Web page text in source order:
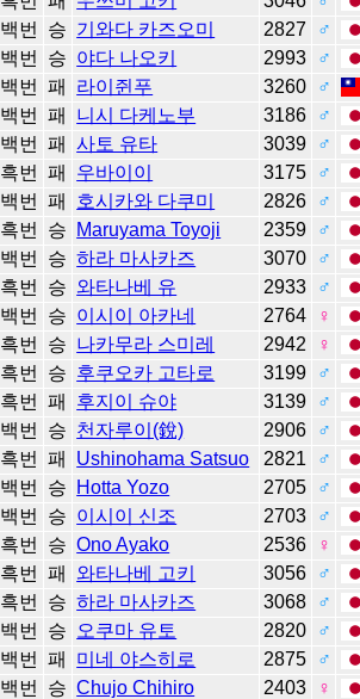
백번 승 기와다 카즈오미 2827
♂
백번 승 야다 나오키 2993
♂
백번 패 라이쥔푸 3260
♂
백번 패 니시 다케노부 3186
♂
백번 패 사토 유타 3039
♂
흑번 패 우바이이 3175
♂
백번 패 호시카와 다쿠미 2826
♂
흑번 승 Maruyama Toyoji 2359
♂
백번 승 하라 마사카즈 3070
♂
흑번 승 와타나베 유 2933
♂
백번 승 이시이 아카네 2764
♀
흑번 승 나카무라 스미레 2942
♀
흑번 승 후쿠오카 고타로 3199
♂
흑번 패 후지이 슈야 3139
♂
백번 승 천자루이(銳) 2906
♂
흑번 패 Ushinohama Satsuo 2821
♂
백번 승 Hotta Yozo 2705
♂
백번 승 이시이 신조 2703
♂
흑번 승 Ono Ayako 2536
♀
흑번 패 와타나베 고키 3056
♂
흑번 승 하라 마사카즈 3068
♂
백번 승 오쿠마 유토 2820
♂
백번 패 미네 야스히로 2875
♂
백번 승 Chujo Chihiro 2403
♀